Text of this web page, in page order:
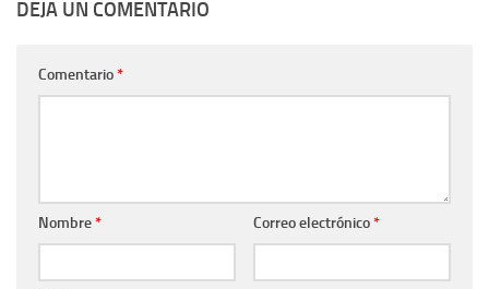
DEJA UN COMENTARIO
Comentario*
Nombre* Correo electrónico*